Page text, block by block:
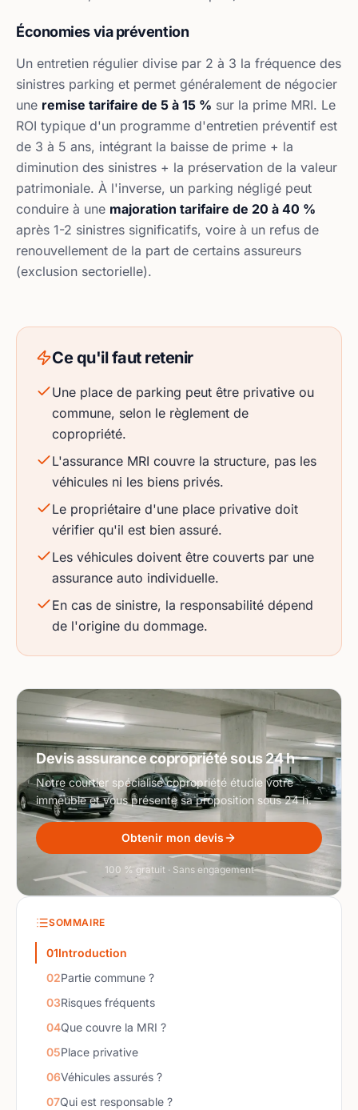
Économies via prévention
Un entretien régulier divise par 2 à 3 la fréquence des
sinistres parking et permet généralement de négocier
une remise tarifaire de 5 à 15 % sur la prime MRI. Le
ROI typique d'un programme d'entretien préventif est
de 3 à 5 ans, intégrant la baisse de prime + la
diminution des sinistres + la préservation de la valeur
patrimoniale. À l'inverse, un parking négligé peut
conduire à une majoration tarifaire de 20 à 40 %
après 1-2 sinistres significatifs, voire à un refus de
renouvellement de la part de certains assureurs
(exclusion sectorielle).
Ce qu'il faut retenir
Une place de parking peut être privative ou
commune, selon le règlement de
copropriété.
L'assurance MRI couvre la structure, pas les
véhicules ni les biens privés.
Le propriétaire d'une place privative doit
vérifier qu'il est bien assuré.
Les véhicules doivent être couverts par une
assurance auto individuelle.
En cas de sinistre, la responsabilité dépend
de l'origine du dommage.
Devis assurance copropriété sous 24 h
Notre courtier spécialisé copropriété étudie votre
immeuble et vous présente sa proposition sous 24 h.
Obtenir mon devis
100 % gratuit · Sans engagement
SOMMAIRE
01Introduction
02Partie commune ?
03Risques fréquents
04Que couvre la MRI ?
05Place privative
06Véhicules assurés ?
07Qui est responsable ?